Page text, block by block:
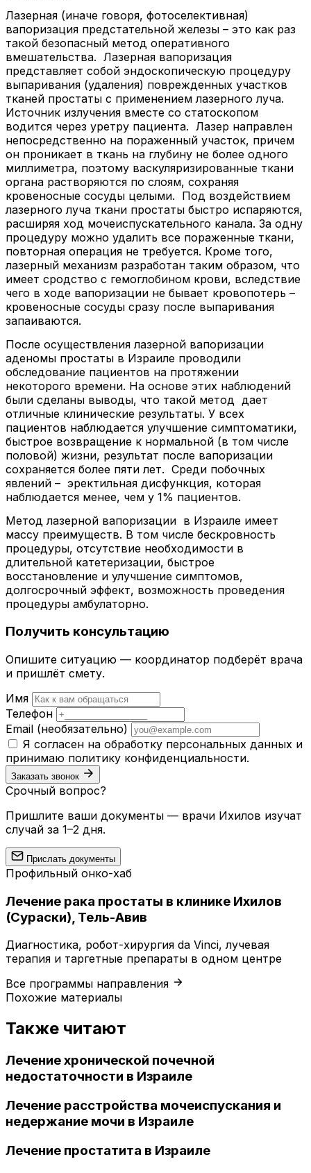
Лазерная (иначе говоря, фотоселективная)
вапоризация предстательной железы – это как раз
такой безопасный метод оперативного
вмешательства. Лазерная вапоризация
представляет собой эндоскопическую процедуру
выпаривания (удаления) поврежденных участков
тканей простаты с применением лазерного луча.
Источник излучения вместе со статоскопом
водится через уретру пациента. Лазер направлен
непосредственно на пораженный участок, причем
он проникает в ткань на глубину не более одного
миллиметра, поэтому васкуляризированные ткани
органа растворяются по слоям, сохраняя
кровеносные сосуды целыми. Под воздействием
лазерного луча ткани простаты быстро испаряются,
расширяя ход мочеиспускательного канала. За одну
процедуру можно удалить все пораженные ткани,
повторная операция не требуется. Кроме того,
лазерный механизм разработан таким образом, что
имеет сродство с гемоглобином крови, вследствие
чего в ходе вапоризации не бывает кровопотерь –
кровеносные сосуды сразу после выпаривания
запаиваются.
После осуществления лазерной вапоризации
аденомы простаты в Израиле проводили
обследование пациентов на протяжении
некоторого времени. На основе этих наблюдений
были сделаны выводы, что такой метод дает
отличные клинические результаты. У всех
пациентов наблюдается улучшение симптоматики,
быстрое возвращение к нормальной (в том числе
половой) жизни, результат после вапоризации
сохраняется более пяти лет. Среди побочных
явлений – эректильная дисфункция, которая
наблюдается менее, чем у 1% пациентов.
Метод лазерной вапоризации в Израиле имеет
массу преимуществ. В том числе бескровность
процедуры, отсутствие необходимости в
длительной катетеризации, быстрое
восстановление и улучшение симптомов,
долгосрочный эффект, возможность проведения
процедуры амбулаторно.
Получить консультацию
Опишите ситуацию — координатор подберёт врача
и пришлёт смету.
Имя
Телефон
Email (необязательно)
Я согласен на обработку персональных данных и
принимаю политику конфиденциальности.
Заказать звонок
Срочный вопрос?
Пришлите ваши документы — врачи Ихилов изучат
случай за 1–2 дня.
Прислать документы
Профильный онко-хаб
Лечение рака простаты в клинике Ихилов
(Сураски), Тель-Авив
Диагностика, робот-хирургия da Vinci, лучевая
терапия и таргетные препараты в одном центре
Все программы направления
Похожие материалы
Также читают
Лечение хронической почечной
недостаточности в Израиле
Лечение расстройства мочеиспускания и
недержание мочи в Израиле
Лечение простатита в Израиле